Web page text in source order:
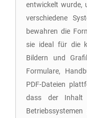
entwickelt wurde,
verschiedene
bewahren die
sie ideal für die
Bildern und
Formulare,
PDF-Dateien
dass der Inhalt